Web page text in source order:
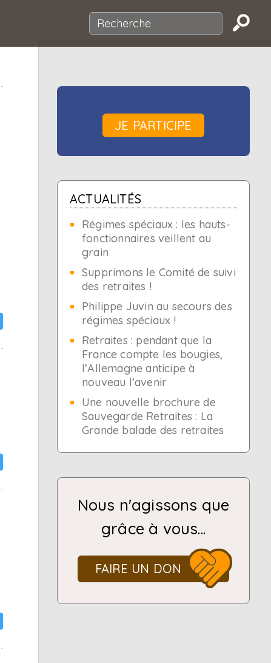
JE PARTICIPE
ACTUALITÉS
Régimes spéciaux : les hauts-
fonctionnaires veillent au
grain
Supprimons le Comité de suivi
des retraites !
Philippe Juvin au secours des
régimes spéciaux !
Retraites : pendant que la
France compte les bougies,
l’Allemagne anticipe à
nouveau l’avenir
Une nouvelle brochure de
Sauvegarde Retraites : La
Grande balade des retraites
Nous n'agissons que
grâce à vous...
FAIRE UN DON